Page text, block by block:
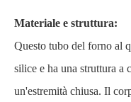
Materiale e struttura:
Questo tubo del forno al
silice e ha una struttura a
un'estremità chiusa. Il